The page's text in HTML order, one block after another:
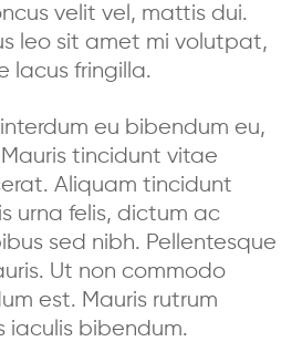
velit vel, mattis dui.
leo sit amet mi volutpat,
lacus fringilla.
eu bibendum eu,
tincidunt vitae
Aliquam tincidunt
urna felis, dictum ac
sed nibh. Pellentesque
Ut non commodo
est. Mauris rutrum
iaculis bibendum.